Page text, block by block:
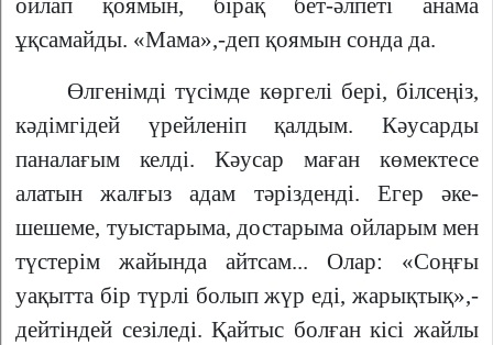
ойлап қоямын, бірақ бет-әлпеті анама
ұқсамайды. «Мама»,-деп қоямын сонда да.
Өлгенімді түсімде көргелі бері, білсеңіз,
кәдімгідей үрейленіп қалдым. Кәусарды
паналағым келді. Кәусар маған көмектесе
алатын жалғыз адам тәрізденді. Егер әке-
шешеме, туыстарыма, достарыма ойларым мен
түстерім жайында айтсам... Олар: «Соңғы
уақытта бір түрлі болып жүр еді, жарықтық»,-
дейтіндей сезіледі. Қайтыс болған кісі жайлы